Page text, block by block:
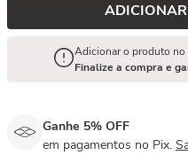
Adicionar o produto no
Finalize a compra e
Ganhe 5% OFF
em pagamentos no Pix.